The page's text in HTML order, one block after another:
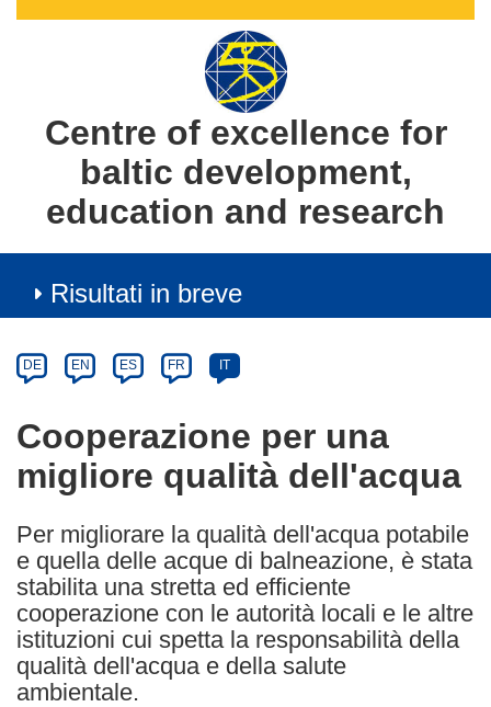
Centre of excellence for
baltic development,
education and research
Risultati in breve
Category
Article
available
the
following
languages:
DE EN ES FR IT
Cooperazione per una
migliore qualità dell'acqua
Per migliorare la qualità dell'acqua potabile
e quella delle acque di balneazione, è stata
stabilita una stretta ed efficiente
cooperazione con le autorità locali e le altre
istituzioni cui spetta la responsabilità della
qualità dell'acqua e della salute
ambientale.